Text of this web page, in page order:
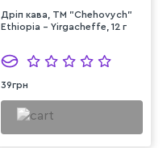
Дріп кава, TM "Chehovych"
Ethiopia - Yirgacheffe, 12 г
39грн